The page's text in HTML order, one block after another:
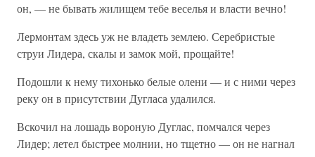
он, — не бывать жилищем тебе веселья и власти вечно!
Лермонтам здесь уж не владеть землею. Серебристые
струи Лидера, скалы и замок мой, прощайте!
Подошли к нему тихонько белые олени — и с ними через
реку он в присутствии Дугласа удалился.
Вскочил на лошадь вороную Дуглас, помчался через
Лидер; летел быстрее молнии, но тщетно — он не нагнал